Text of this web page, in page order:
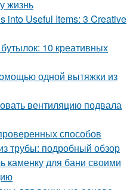
жизнь
into Useful Items: 3 Creative
10 креативных
одной вытяжки из
вентиляцию подвала
способов
трубы: подробный обзор
каменку для бани своими